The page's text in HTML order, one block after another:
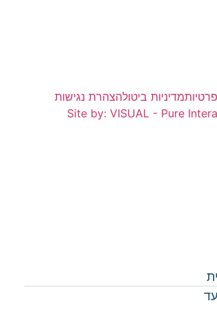
מדיניות ביטול הצהרת נגישות
Site by: VISUAL - Pure